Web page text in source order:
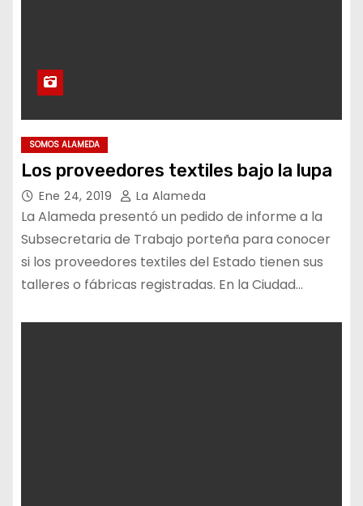
SOMOS ALAMEDA
Los proveedores textiles bajo la lupa
Ene 24, 2019 La Alameda
La Alameda presentó un pedido de informe a la
Subsecretaria de Trabajo porteña para conocer
si los proveedores textiles del Estado tienen sus
talleres o fábricas registradas. En la Ciudad…